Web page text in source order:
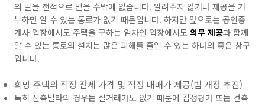
의 말을 전적으로 믿을 수밖에 없습니다. 알려주지 않거나 제공을 거
부하면 알 수 있는 통로가 없기 때문입니다. 하지만 앞으로는 공인중
개사 입장에서도 주택을 구하는 임차인 입장에서도 의무 제공과 함께
알 수 있는 통로의 설치는 많은 피해를 줄일 수 있는 하나의 좋은 창구
입니다.
희망 주택의 적정 전세 가격 및 적정 매매가 제공(법 개정 추진)
특히 신축빌라의 경우는 실거래가도 없기 때문에 감정평가 또는 건축